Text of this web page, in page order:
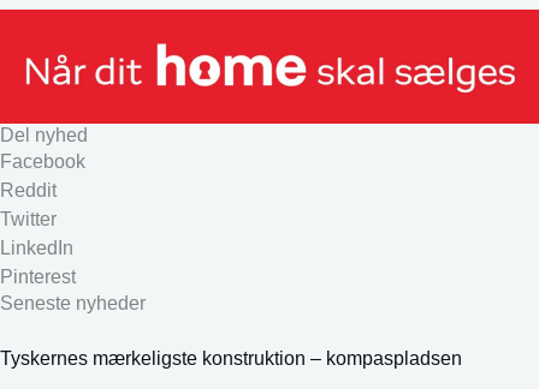
Del nyhed
Facebook
Reddit
Twitter
LinkedIn
Pinterest
Seneste nyheder
Tyskernes mærkeligste konstruktion – kompaspladsen